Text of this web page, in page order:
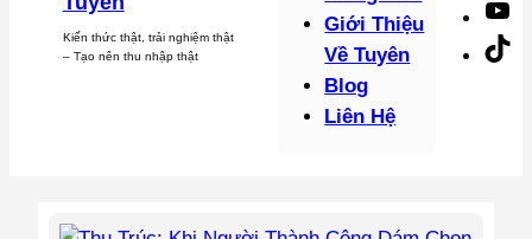
Kiến thức thật, trải nghiệm thật
– Tạo nên thu nhập thật
Giới Thiệu
Về Tuyên
Blog
Liên Hệ